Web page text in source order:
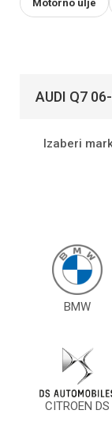
Motorno ulje
AUDI Q7
Izaberi
BMW
CITROEN DS